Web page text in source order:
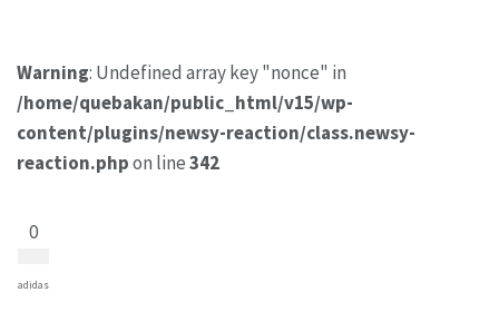
Warning: Undefined array key "nonce" in
/home/quebakan/public_html/v15/wp-
content/plugins/newsy-reaction/class.newsy-
reaction.phpon line342
0
adidas